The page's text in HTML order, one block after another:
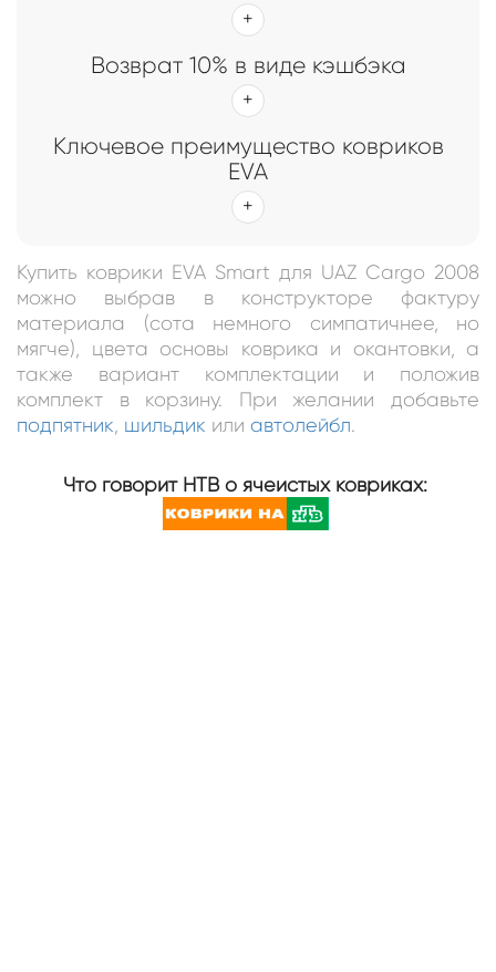
Возврат 10% в виде кэшбэка
Ключевое преимущество ковриков
EVA
Купить коврики EVA Smart для UAZ Cargo 2008
можно выбрав в конструкторе фактуру
материала (сота немного симпатичнее, но
мягче), цвета основы коврика и окантовки, а
также вариант комплектации и положив
комплект в корзину. При желании добавьте
подпятник шильдик или автолейбл.
Что говорит НТВ о ячеистых ковриках: